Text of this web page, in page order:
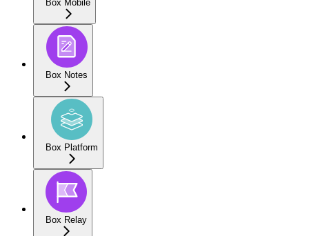
Box Mobile
Box Notes
Box Platform
Box Relay